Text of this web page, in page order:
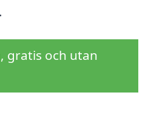
gratis och utan